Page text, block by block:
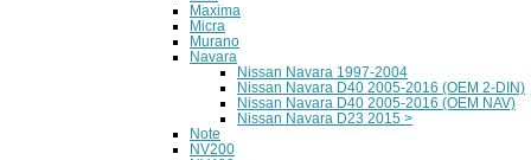
Maxima
Micra
Murano
Navara
Nissan Navara 1997-2004
Nissan Navara D40 2005-2016 (OEM 2-DIN)
Nissan Navara D40 2005-2016 (OEM NAV)
Nissan Navara D23 2015 >
Note
NV200